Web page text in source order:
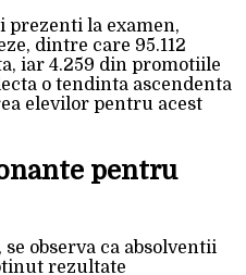
prezenti la examen,
dintre care 95.112
iar 4.259 din promotiile
o tendinta ascendenta
elevilor pentru acest
pentru
observa ca absolventii
rezultate